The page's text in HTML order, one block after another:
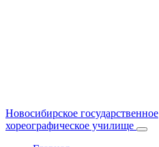
Новосибирское государственное
хореографическое училище